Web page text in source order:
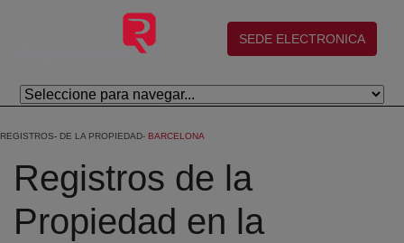
Salta al contingut principal
(abre en nueva ventana)
SEDE ELECTRONICA
REGISTROS DE LA PROPIEDAD BARCELONA
Registros de la
Propiedad en la